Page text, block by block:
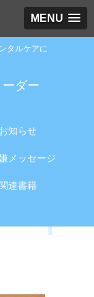
MENU
タルケアに
ダー
お知らせ
メッセージ
関連書籍